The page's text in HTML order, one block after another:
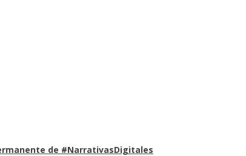
de #NarrativasDigitales